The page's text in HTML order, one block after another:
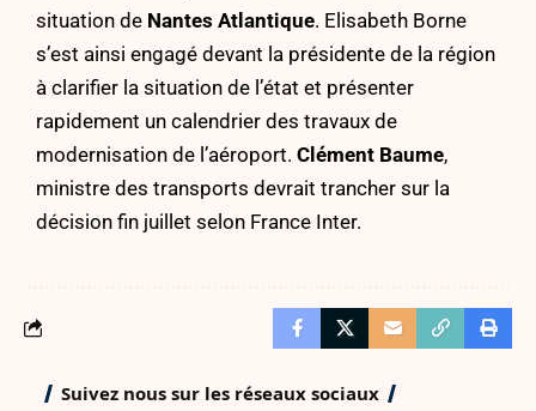
situation de Nantes Atlantique. Elisabeth Borne
s’est ainsi engagé devant la présidente de la région
à clarifier la situation de l’état et présenter
rapidement un calendrier des travaux de
modernisation de l’aéroport. Clément Baume,
ministre des transports devrait trancher sur la
décision fin juillet selon France Inter.
Suivez nous sur les réseaux sociaux